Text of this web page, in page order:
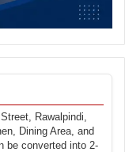
Rawalpindi,
Dining Area, and
be converted into 2-